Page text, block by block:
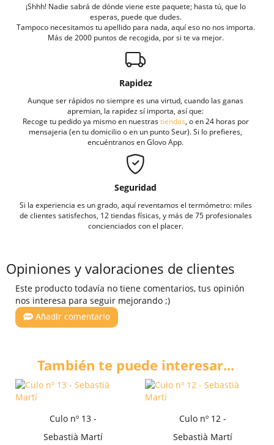
¡Shhh! Nadie sabrá de dónde viene este paquete; hasta tú, que lo
esperas, puede que dudes.
Tampoco necesitamos tu apellido para nada, aquí eso no nos importa.
Más de 2000 puntos de recogida, por si te va mejor.
Rapidez
Aunque ser rápidos no siempre es una virtud, cuando las ganas
apremian, la rapidez sí importa, así que:
Recoge tu pedido ya mismo en nuestrastiendas , o en 24 horas por
mensajeria (en tu domicilio o en un punto Seur). Si lo prefieres,
encuéntranos en Glovo App.
Seguridad
Si la experiencia es un grado, aquí reventamos el termómetro: miles
de clientes satisfechos, 12 tiendas físicas, y más de 75 profesionales
concienciados con el placer.
Opiniones y valoraciones de clientes
Este producto todavía no tiene comentarios, tus opinión
nos interesa para seguir mejorando ;)
Añadir comentario
También te puede interesar...
Culo nº 13 -
Sebastià Martí
Culo nº 12 -
Sebastià Martí